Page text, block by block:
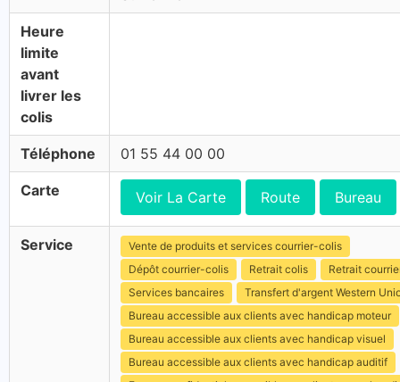
Heure
limite
avant
livrer les
colis
Téléphone 01 55 44 00 00
Carte Voir La Carte Route Bureau
Service
Vente de produits et services courrier-colis
Dépôt courrier-colis
Retrait colis
Retrait
Services bancaires
Transfert d'argent Western
Bureau accessible aux clients avec handicap moteur
Bureau accessible aux clients avec handicap visuel
Bureau accessible aux clients avec handicap auditif